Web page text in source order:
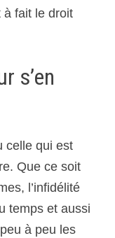
à fait le droit
s’en
celle qui est
Que ce soit
l’infidélité
temps et aussi
à peu les